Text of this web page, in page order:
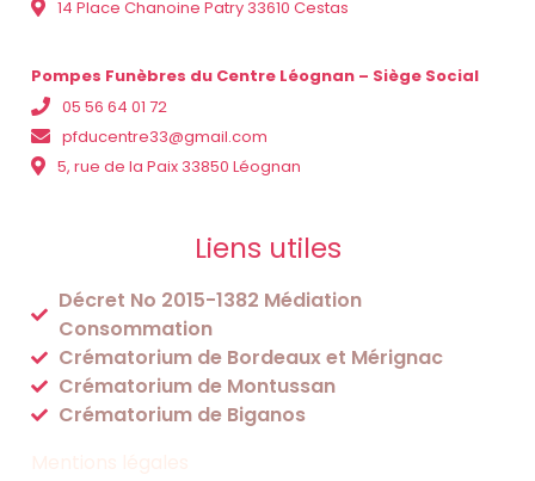
14 Place Chanoine Patry 33610 Cestas
Pompes Funèbres du Centre Léognan – Siège Social
05 56 64 01 72
pfducentre33@gmail.com
5, rue de la Paix 33850 Léognan
Liens utiles
Décret No 2015-1382 Médiation
Consommation
Crématorium de Bordeaux et Mérignac
Crématorium de Montussan
Crématorium de Biganos